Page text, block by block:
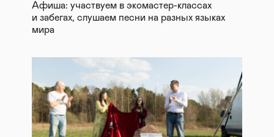
Афиша: участвуем в экомастер-классах
и забегах, слушаем песни на разных языках
мира